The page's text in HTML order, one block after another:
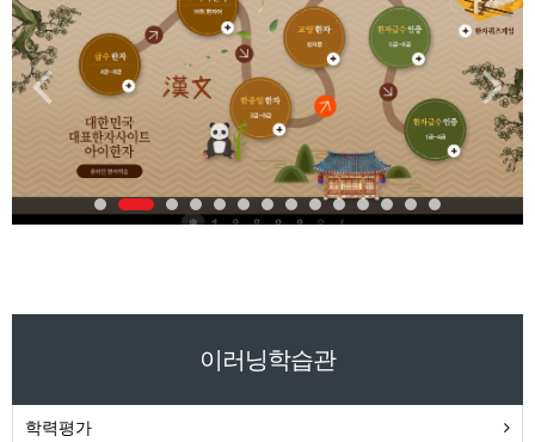
이러닝학습관
학력평가